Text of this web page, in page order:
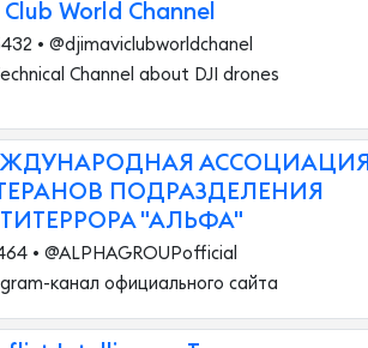
Club World Channel
• @djimaviclubworldchanel
Channel about DJI drones
АССОЦИАЦИЯ
ПОДРАЗДЕЛЕНИЯ
"АЛЬФА"
• @ALPHAGROUPofficial
канал официального сайта